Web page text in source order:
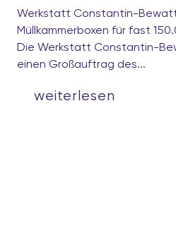
Werkstatt Constantin-
Müllkammerboxen für fast
Die Werkstatt Constantin-
einen Großauftrag des...
weiterlesen